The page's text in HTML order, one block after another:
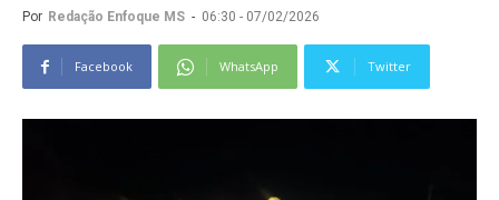
Por Redação Enfoque MS - 06:30 - 07/02/2026
Facebook WhatsApp Twitter